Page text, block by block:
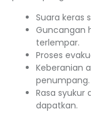
Suara keras
Guncangan
terlempar.
Proses
Keberanian
penumpang.
Rasa
dapatkan.